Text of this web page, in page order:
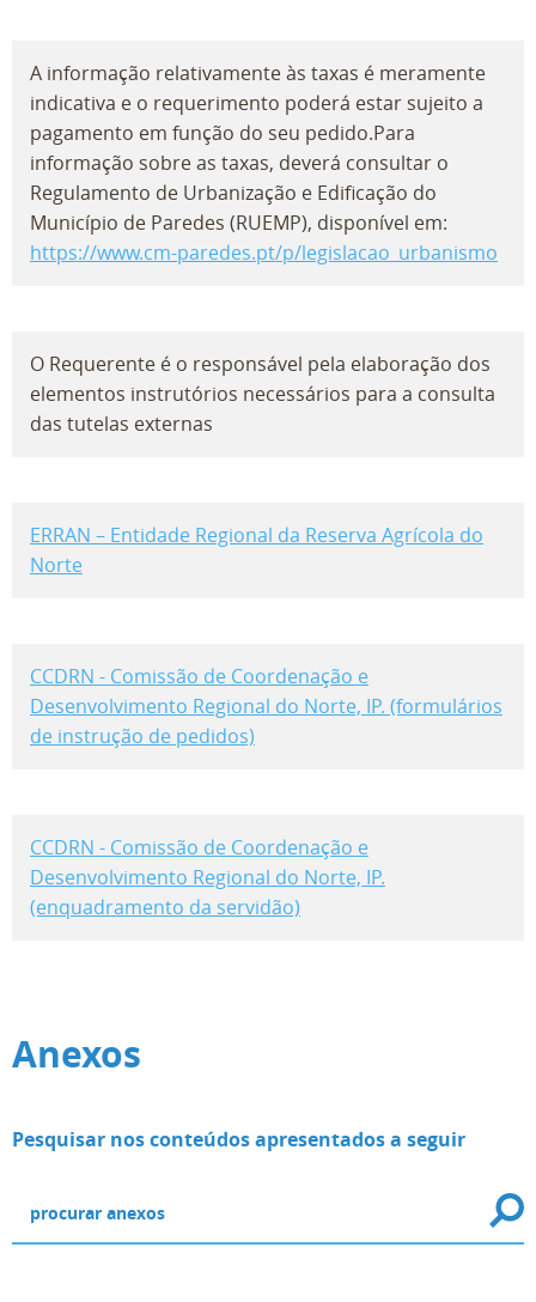
A informação relativamente às taxas é meramente
indicativa e o requerimento poderá estar sujeito a
pagamento em função do seu pedido.Para
informação sobre as taxas, deverá consultar o
Regulamento de Urbanização e Edificação do
Município de Paredes (RUEMP), disponível em:
https://www.cm-paredes.pt/p/legislacao_urbanismo
O Requerente é o responsável pela elaboração dos
elementos instrutórios necessários para a consulta
das tutelas externas
ERRAN – Entidade Regional da Reserva Agrícola do
Norte
CCDRN - Comissão de Coordenação e
Desenvolvimento Regional do Norte, IP. (formulários
de instrução de pedidos)
CCDRN - Comissão de Coordenação e
Desenvolvimento Regional do Norte, IP.
(enquadramento da servidão)
Anexos
Pesquisar nos conteúdos apresentados a seguir